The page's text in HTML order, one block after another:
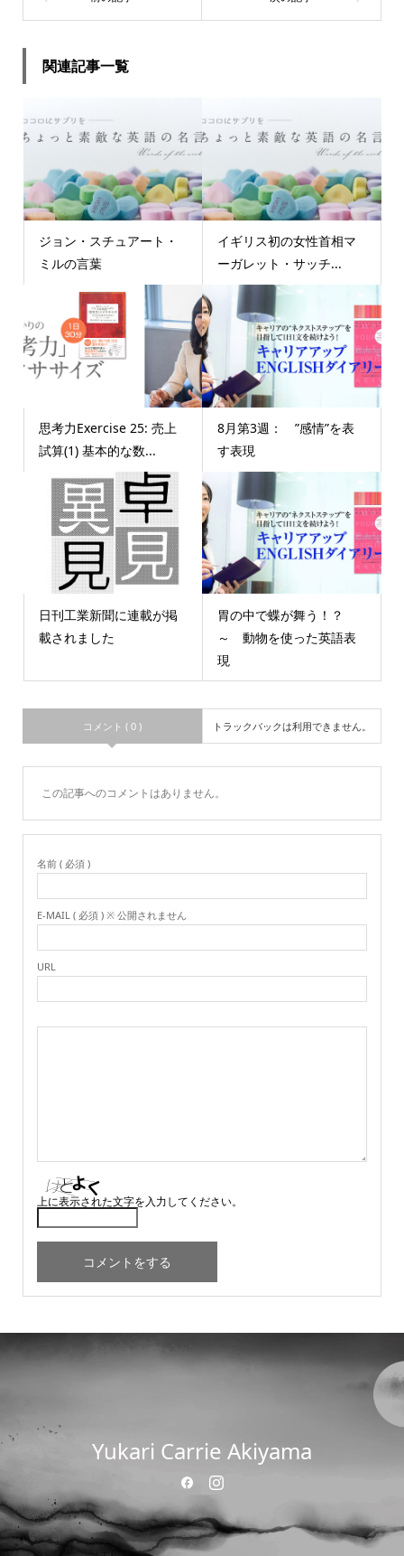
関連記事一覧
ジョン・スチュアート・
ミルの言葉
イギリス初の女性首相マ
ーガレット・サッチ...
思考力Exercise 25: 売上
試算(1) 基本的な数...
8月第3週： ”感情”を表
す表現
日刊工業新聞に連載が掲
載されました
胃の中で蝶が舞う！？
～ 動物を使った英語表
現
コメント ( 0 ) トラックバックは利用できません。
この記事へのコメントはありません。
名前 ( 必須 )
E-MAIL ( 必須 ) ※ 公開されません
URL
上に表示された文字を入力してください。
Yukari Carrie Akiyama